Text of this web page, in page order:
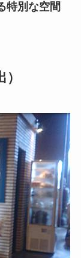
特別な空間